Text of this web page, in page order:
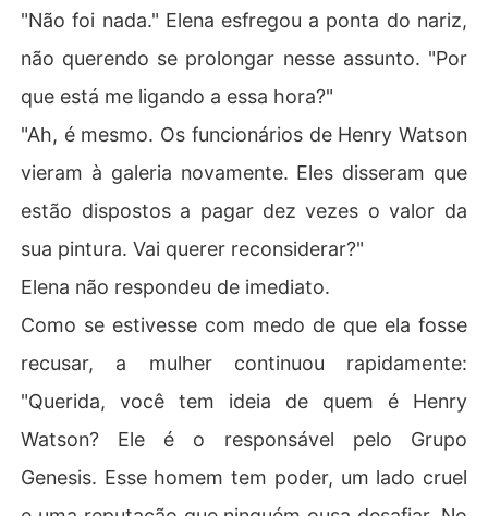
"Não foi nada." Elena esfregou a ponta do nariz,
não querendo se prolongar nesse assunto. "Por
que está me ligando a essa hora?"
"Ah, é mesmo. Os funcionários de Henry Watson
vieram à galeria novamente. Eles disseram que
estão dispostos a pagar dez vezes o valor da
sua pintura. Vai querer reconsiderar?"
Elena não respondeu de imediato.
Como se estivesse com medo de que ela fosse
recusar, a mulher continuou rapidamente:
"Querida, você tem ideia de quem é Henry
Watson? Ele é o responsável pelo Grupo
Genesis. Esse homem tem poder, um lado cruel